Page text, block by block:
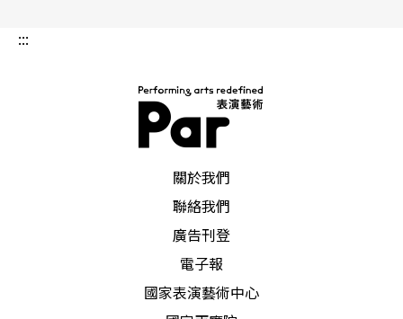
:::
關於我們
聯絡我們
廣告刊登
電子報
國家表演藝術中心